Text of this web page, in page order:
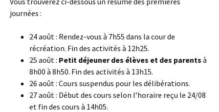
journées :
24 août : Rendez-vous à 7h55 dans la cour de
récréation. Fin des activités à 12h25.
25 août : Petit déjeuner des élèves et des parents à
8h00 à 8h50. Fin des activités à 13h15.
26 août : Cours suspendus pour les délibérations.
27 août : Début des cours selon l’horaire reçu le 24/08
et fin des cours à 14h05.